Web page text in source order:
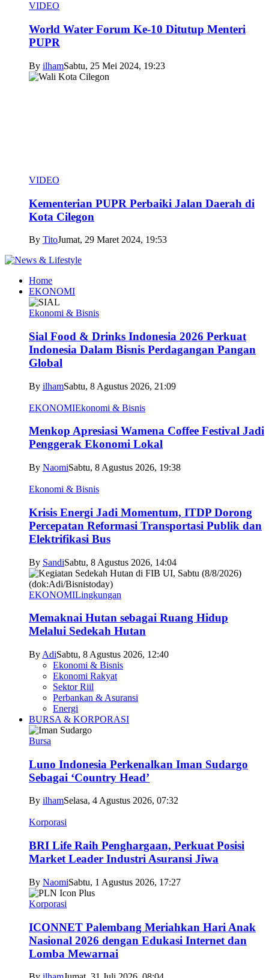
VIDEO
World Water Forum Ke-10 Ditutup Menteri
PUPR
By ilhamSabtu, 25 Mei 2024, 19:23
VIDEO
Kementerian PUPR Perbaiki Jalan Daerah di
Kota Cilegon
By TitoJumat, 29 Maret 2024, 19:53
Home
EKONOMI
Ekonomi & Bisnis
Sial Food & Drinks Indonesia 2026 Perkuat
Indonesia Dalam Bisnis Perdagangan Pangan
Global
By ilhamSabtu, 8 Agustus 2026, 21:09
EKONOMIEkonomi & Bisnis
Menkop Apresiasi Wamena Coffee Festival Jadi
Penggerak Ekonomi Lokal
By NaomiSabtu, 8 Agustus 2026, 19:38
Ekonomi & Bisnis
Krisis Energi Jadi Momentum, ITDP Dorong
Percepatan Reformasi Transportasi Publik dan
Elektrifikasi Bus
By SandiSabtu, 8 Agustus 2026, 14:04
EKONOMILingkungan
Memaknai Hutan sebagai Ruang Hidup
Melalui Sedekah Hutan
By AdiSabtu, 8 Agustus 2026, 12:40
Ekonomi & Bisnis
Ekonomi Rakyat
Sektor Riil
Perbankan & Asuransi
Energi
BURSA & KORPORASI
Bursa
Luno Indonesia Perkenalkan Iman Sudargo
Sebagai ‘Country Head’
By ilhamSelasa, 4 Agustus 2026, 07:32
Korporasi
BRI Life Raih Penghargaan, Perkuat Posisi
Market Leader Industri Asuransi Jiwa
By NaomiSabtu, 1 Agustus 2026, 17:27
Korporasi
ICONNET Palembang Meriahkan Hari Anak
Nasional 2026 dengan Edukasi Internet dan
Lomba Mewarnai